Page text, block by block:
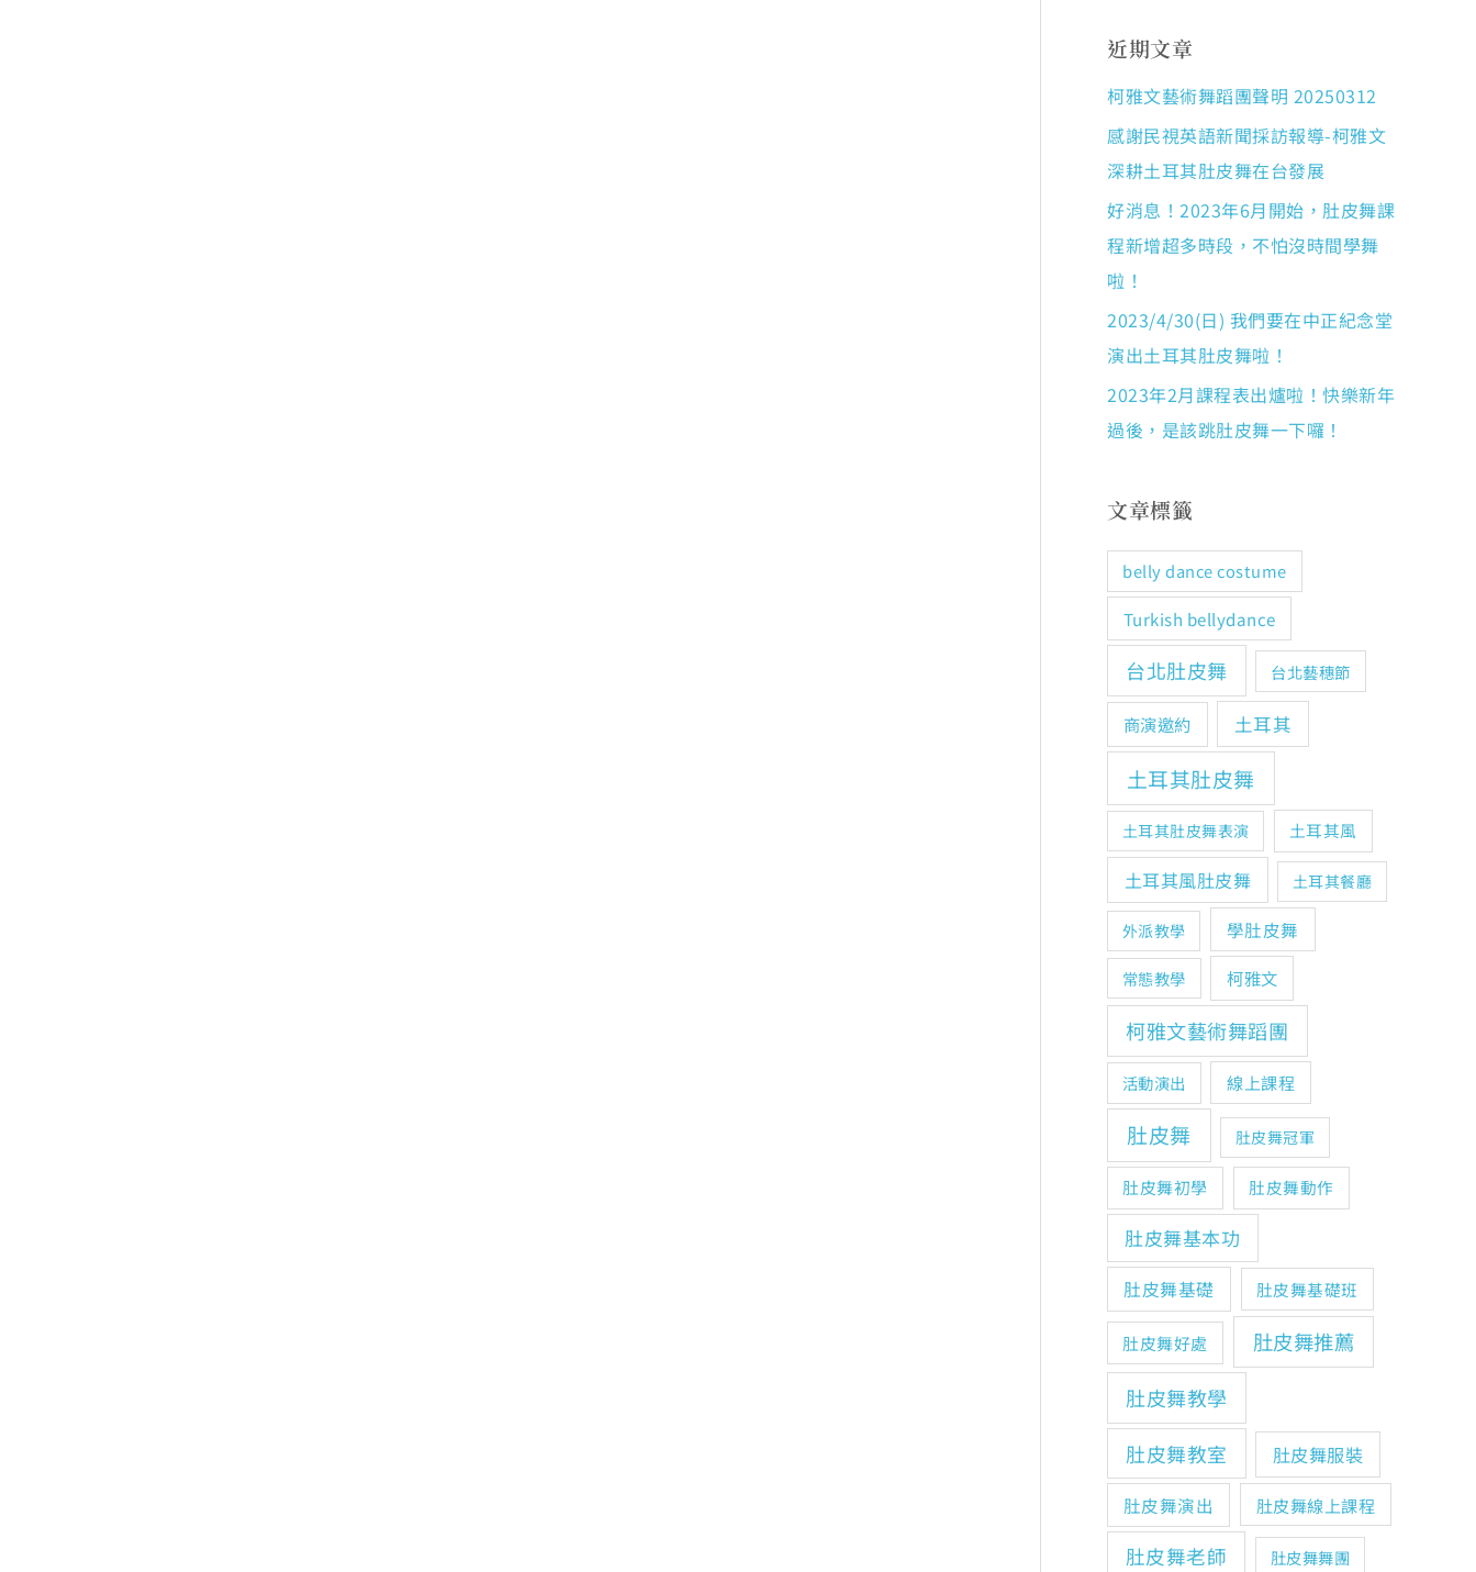
近期文章
柯雅文藝術舞蹈團聲明 20250312
感謝民視英語新聞採訪報導-柯雅文
深耕土耳其肚皮舞在台發展
好消息！2023年6月開始，肚皮舞課
程新增超多時段，不怕沒時間學舞
啦！
2023/4/30(日) 我們要在中正紀念堂
演出土耳其肚皮舞啦！
2023年2月課程表出爐啦！快樂新年
過後，是該跳肚皮舞一下囉！
文章標籤
belly dance costume
Turkish bellydance
台北肚皮舞 台北藝穗節
商演邀約 土耳其
土耳其肚皮舞
土耳其肚皮舞表演 土耳其風
土耳其風肚皮舞 土耳其餐廳
外派教學 學肚皮舞
常態教學 柯雅文
柯雅文藝術舞蹈團
活動演出 線上課程
肚皮舞 肚皮舞冠軍
肚皮舞初學 肚皮舞動作
肚皮舞基本功
肚皮舞基礎 肚皮舞基礎班
肚皮舞好處
肚皮舞推薦
肚皮舞教學
肚皮舞教室
肚皮舞服裝
肚皮舞演出 肚皮舞線上課程
肚皮舞老師 肚皮舞舞團